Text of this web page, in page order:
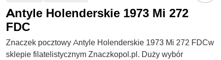
Antyle Holenderskie 1973 Mi 272
FDC
Znaczek pocztowy Antyle Holenderskie 1973 Mi 272 FDCw
sklepie filatelistycznym Znaczkopol.pl. Duży wybór